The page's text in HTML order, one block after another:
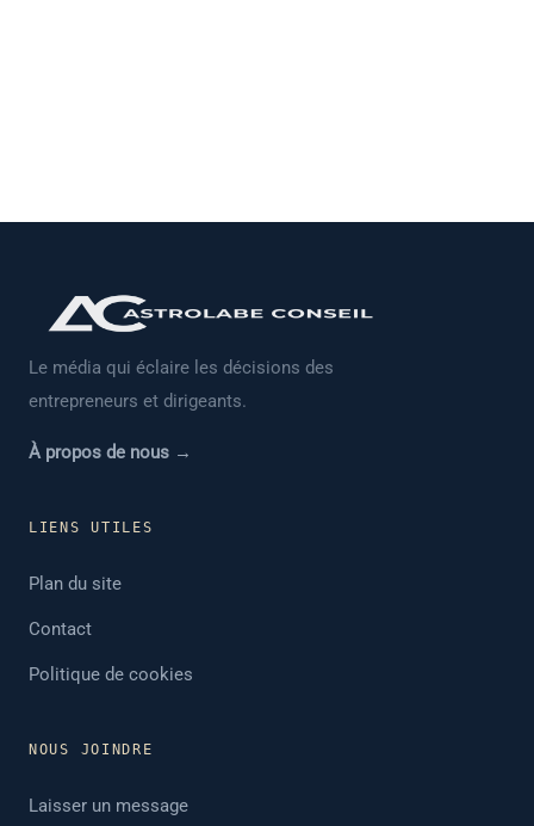
Le média qui éclaire les décisions des
entrepreneurs et dirigeants.
À propos de nous →
LIENS UTILES
Plan du site
Contact
Politique de cookies
NOUS JOINDRE
Laisser un message